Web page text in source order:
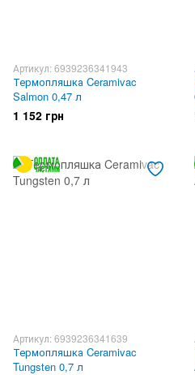
Артикул: 6939236341943
Термопляшка Ceramivac
Salmon 0,47 л
1 152 грн
Артикул: 6939236341639
Термопляшка Ceramivac
Tungsten 0,7 л